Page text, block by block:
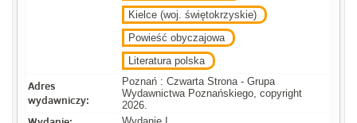
Kielce (woj. świętokrzyskie)
Powieść obyczajowa
Literatura polska
Adres
wydawniczy:
Poznań : Czwarta Strona - Grupa
Wydawnictwa Poznańskiego, copyright
2026.